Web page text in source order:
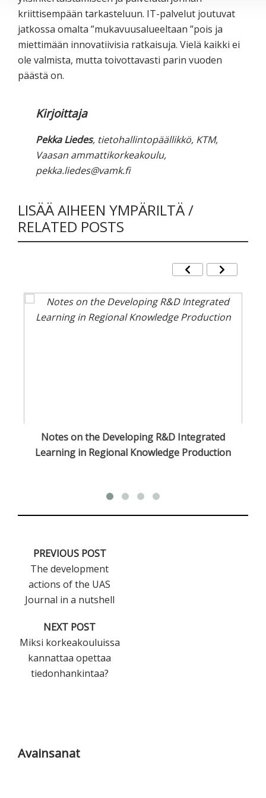
kriittisempään tarkasteluun. IT-palvelut joutuvat
jatkossa omalta ”mukavuusalueeltaan ”pois ja
miettimään innovatiivisia ratkaisuja. Vielä kaikki ei
ole valmista, mutta toivottavasti parin vuoden
päästä on.
Kirjoittaja
Pekka Liedes, tietohallintopäällikkö, KTM,
Vaasan ammattikorkeakoulu,
pekka.liedes@vamk.fi
LISÄÄ AIHEEN YMPÄRILTÄ /
RELATED POSTS
Notes on the Developing R&D Integrated
Learning in Regional Knowledge Production
PREVIOUS POST
The development
actions of the UAS
Journal in a nutshell
NEXT POST
Miksi korkeakouluissa
kannattaa opettaa
tiedonhankintaa?
Avainsanat